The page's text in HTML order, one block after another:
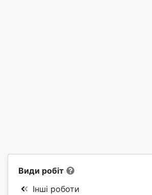
Види робіт
Інші роботи